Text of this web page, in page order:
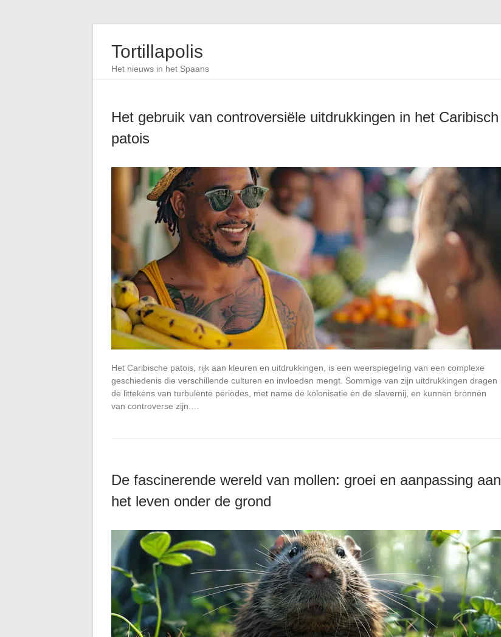
Tortillapolis
Het nieuws in het Spaans
Het gebruik van controversiële uitdrukkingen in het Caribisch
patois
Het Caribische patois, rijk aan kleuren en uitdrukkingen, is een weerspiegeling van een complexe
geschiedenis die verschillende culturen en invloeden mengt. Sommige van zijn uitdrukkingen dragen
de littekens van turbulente periodes, met name de kolonisatie en de slavernij, en kunnen bronnen
van controverse zijn.…
De fascinerende wereld van mollen: groei en aanpassing aan
het leven onder de grond